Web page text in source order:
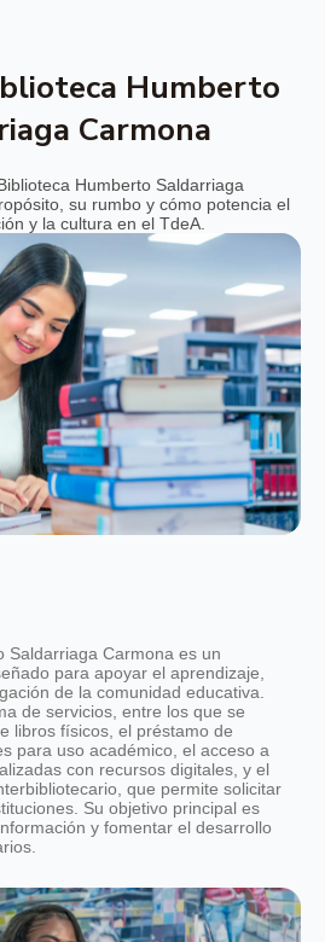
Humberto
Carmona
Humberto Saldarriaga
su rumbo y cómo potencia el
y la cultura en el TdeA.
Saldarriaga Carmona es un
para apoyar el aprendizaje,
de la comunidad educativa.
de servicios, entre los que se
libros físicos, el préstamo de
para uso académico, el acceso a
con recursos digitales, y el
que permite solicitar
Su objetivo principal es
y fomentar el desarrollo